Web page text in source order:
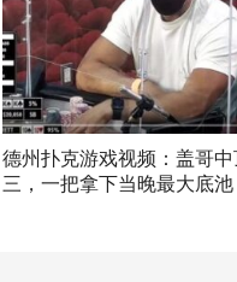
德州扑克游戏视频：盖哥
三，一把拿下当晚最大底池